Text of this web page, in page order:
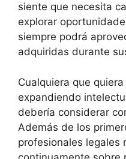
siente que necesita
explorar
siempre podrá
adquiridas durante
Cualquiera que
expandiendo
debería considerar
Además de los
profesionales legales